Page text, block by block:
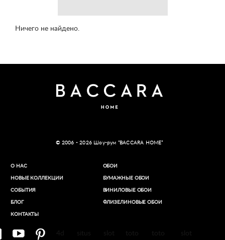
Ничего не найдено.
© 2006 - 2026 Шоу-рум “BACCARA HOME”
О НАС
НОВЫЕ КОЛЛЕКЦИИ
СОБЫТИЯ
БЛОГ
КОНТАКТЫ
ОБОИ
БУМАЖНЫЕ ОБОИ
ВИНИЛОВЫЕ ОБОИ​
ФЛИЗЕЛИНОВЫЕ ОБОИ